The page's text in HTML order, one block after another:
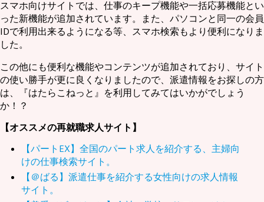
スマホ向けサイトでは、仕事のキープ機能や一括応募機能とい
った新機能が追加されています。また、パソコンと同一の会員
IDで利用出来るようになる等、スマホ検索もより便利になりま
した。
この他にも便利な機能やコンテンツが追加されており、サイト
の使い勝手が更に良くなりましたので、派遣情報をお探しの方
は、『はたらこねっと』を利用してみてはいかがでしょう
か！？
【オススメの再就職求人サイト】
【パートEX】全国のパート求人を紹介する、主婦向
けの仕事検索サイト。
【＠ばる】派遣仕事を紹介する女性向けの求人情報
サイト。